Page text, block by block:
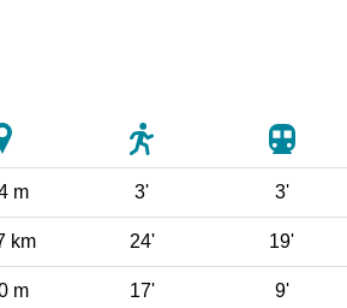
m 3' 3'
km 24' 19'
m 17' 9'